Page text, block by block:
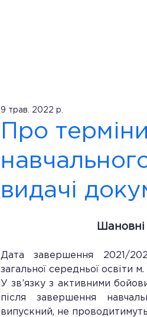
Про
видачі
9 трав. 2022 р.
Шановні
Дата завершення 2021/
загальної середньої освіти
У зв’язку з активними
після завершення
випускний, не